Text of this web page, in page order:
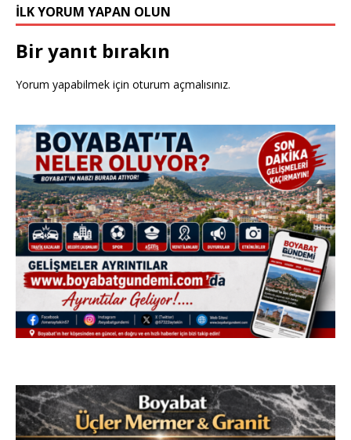
İLK YORUM YAPAN OLUN
Bir yanıt bırakın
Yorum yapabilmek için oturum açmalısınız.